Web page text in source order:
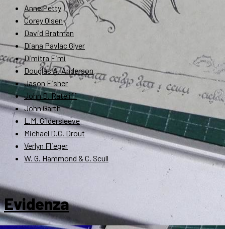
Anne Petty
Corey Olsen
David Bratman
Diana Pavlac Glyer
Dimitra Fimi
Douglas A. Anderson
Jason Fisher
John D. Rateliff
John Garth
L.M. Gildersleeve
Michael D.C. Drout
Verlyn Flieger
W. G. Hammond & C. Scull
Evidenza